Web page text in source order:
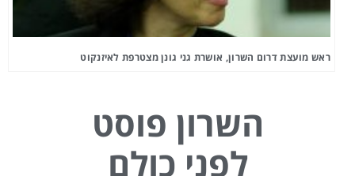
ראש מועצת דרום השרון, אושרת גני גונן מצטרפת לאיזנקוט
השרון פוסט
לפני כולם